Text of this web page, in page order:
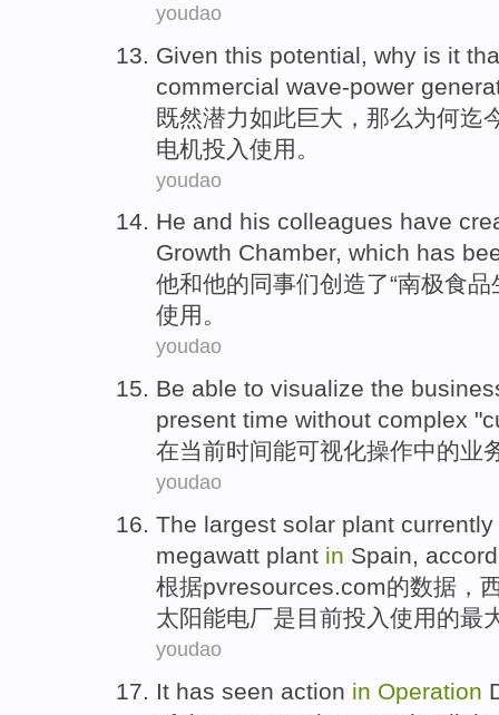
youdao
Given this potential why is it
commercial wave-power
既然潜力如此巨大，那么为何迄
电机投入使用。
youdao
He and his colleagues have
Growth Chamber, which has
他和他的同事们创造了“南极食品
使用。
youdao
Be able to visualize the
present time without complex "
在当前时间能可视化操作中的业
youdao
The largest solar plant currently
megawatt plant in Spain,
根据pvresources.com的数据，
太阳能电厂是目前投入使用的最
youdao
It has seen action in Operation